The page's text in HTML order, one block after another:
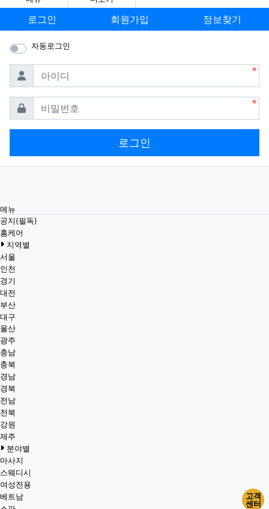
로그인 회원가입 정보찾기
자동로그인
아이디
비밀번호
로그인
메뉴
공지(필독)
홈케어
지역별
서울
인천
경기
대전
부산
대구
울산
광주
충남
충북
경남
경북
전남
전북
강원
제주
분야별
마사지
스웨디시
여성전용
베트남
고객
센터